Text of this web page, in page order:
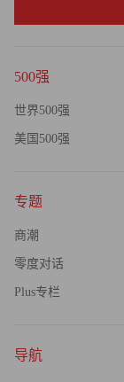
500强
世界500强
美国500强
专题
商潮
零度对话
Plus专栏
导航